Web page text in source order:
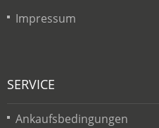
Impressum
SERVICE
Ankaufsbedingungen